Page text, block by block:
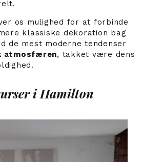
os mulighed for at forbinde
klassiske dekoration bag
de mest moderne tendenser
atmosfæren, takket være dens
i Hamilton